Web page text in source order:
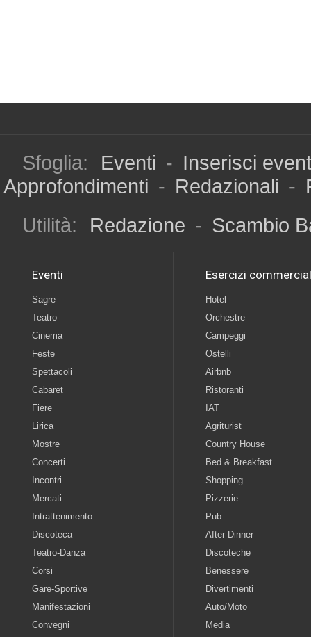
Sfoglia: Eventi - Inserisci
Approfondimenti - Redazionali -
Utilità:
Redazione - Scambio
Eventi
Sagre
Teatro
Cinema
Feste
Spettacoli
Cabaret
Fiere
Lirica
Mostre
Concerti
Incontri
Mercati
Intrattenimento
Discoteca
Teatro-Danza
Corsi
Gare-Sportive
Manifestazioni
Convegni
Esercizi
Hotel
Orchestre
Campeggi
Ostelli
Airbnb
Ristoranti
IAT
Agriturist
Country House
Bed & Breakfast
Shopping
Pizzerie
Pub
After Dinner
Discoteche
Benessere
Divertimenti
Auto/Moto
Media